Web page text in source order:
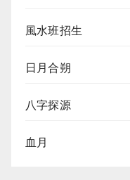
風水班招生
日月合朔
八字探源
血月